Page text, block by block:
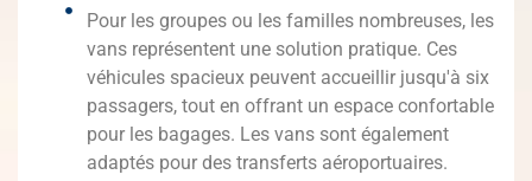
Pour les groupes ou les familles nombreuses, les
vans représentent une solution pratique. Ces
véhicules spacieux peuvent accueillir jusqu'à six
passagers, tout en offrant un espace confortable
pour les bagages. Les vans sont également
adaptés pour des transferts aéroportuaires.